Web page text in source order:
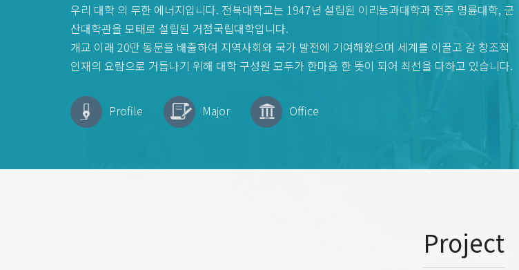
우리 대학 의 무한 에너지입니다. 전북대학교는 1947년 설립된 이리농과대학과 전주 명륜대학, 군
산대학관을 모태로 설립된 거점국립대학입니다.
개교 이래 20만 동문을 배출하여 지역사회와 국가 발전에 기여해왔으며 세계를 이끌고 갈 창조적
인재의 요람으로 거듭나기 위해 대학 구성원 모두가 한마음 한 뜻이 되어 최선을 다하고 있습니다.
Profile Major Office
Project